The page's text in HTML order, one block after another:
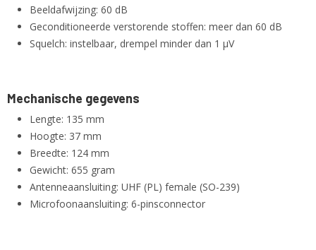
Beeldafwijzing: 60 dB
Geconditioneerde verstorende stoffen: meer dan 60 dB
Squelch: instelbaar, drempel minder dan 1 µV
Mechanische gegevens
Lengte: 135 mm
Hoogte: 37 mm
Breedte: 124 mm
Gewicht: 655 gram
Antenneaansluiting: UHF (PL) female (SO-239)
Microfoonaansluiting: 6-pinsconnector